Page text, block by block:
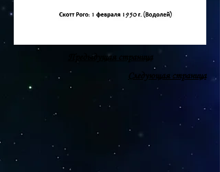
Предыдущая страница
Следующая страница